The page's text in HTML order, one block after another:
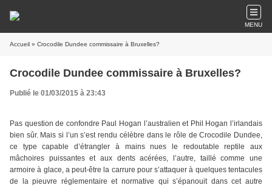
MENU
Accueil » Crocodile Dundee commissaire à Bruxelles?
Crocodile Dundee commissaire à Bruxelles?
Publié le 01/03/2015 à 23:43
Pas question de confondre Paul Hogan l’australien et Phil Hogan l’irlandais
bien sûr. Mais si l’un s’est rendu célèbre dans le rôle de Crocodile Dundee,
ce type capable d’étrangler à mains nues le redoutable reptile aux
mâchoires puissantes et aux dents acérées, l’autre, taillé comme une
armoire à glace, a peut-être la carrure pour s’attaquer à quelques tentacules
de la pieuvre réglementaire et normative qui s’épanouit dans cet autre